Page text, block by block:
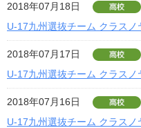
2018年07月18日
U-17九州選抜チーム クラスノ
2018年07月17日
U-17九州選抜チーム クラスノ
2018年07月16日
U-17九州選抜チーム クラスノ